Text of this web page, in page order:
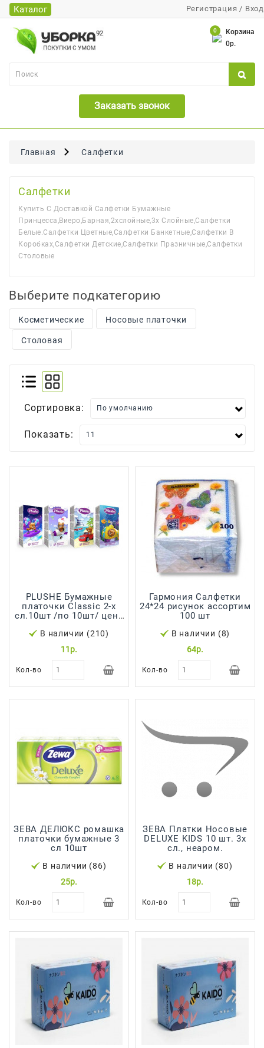
Регистрация / Вход
Заказать звонок
Корзина
0
0р.
Каталог
Каталог
Банки
Бумажная
Бритья
Для
Для
Лица
Тела
Для
Малышей
Мытья
Чистки
Домашнее
Канцтовары
Одноразовая
Посуда,
Вода
Сад И
Огород
Средства Для
Посудомоечных
Машин
Для
Средства
Уход За
Обувью
Хозтовары
Главная Салфетки
Салфетки
Купить С Доставкой Салфетки Бумажные
Принцесса,виеро,барная,2хслойные,3х Слойные,салфетки
Белые.салфетки Цветные,салфетки Банкетные,салфетки В
Коробках,салфетки Детские,салфетки Празничные,салфетки
Столовые
Выберите подкатегорию
Косметические Носовые платочки
Столовая
Сортировка:
Показать:
PLUSHE Бумажные
платочки Classic 2-х
сл.10шт /по 10шт/ цена
В наличии (210)
11р.
Кол-во
Гармония Салфетки
24*24 рисунок ассортим
100 шт
В наличии (8)
64р.
Кол-во
ЗЕВА ДЕЛЮКС ромашка
платочки бумажные 3
сл 10шт
В наличии (86)
25р.
Кол-во
ЗЕВА Платки Носовые
DELUXE KIDS 10 шт. 3х
сл., неаром.
В наличии (80)
18р.
Кол-во